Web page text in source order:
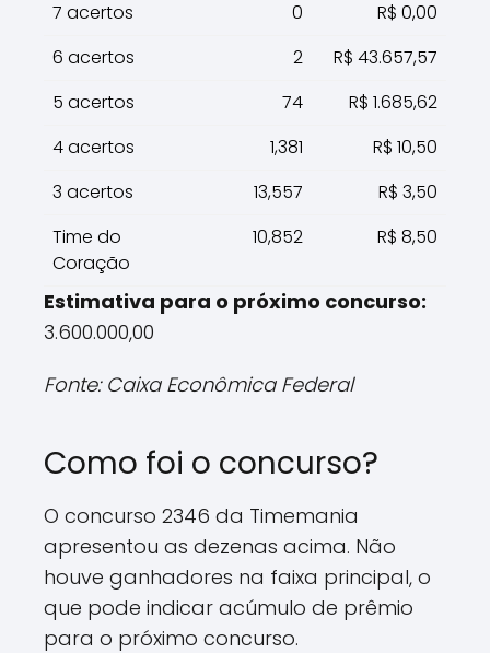
7 acertos
0
R$ 0,00
6 acertos
2
R$ 43.657,57
5 acertos
74
R$ 1.685,62
4 acertos
1,381
R$ 10,50
3 acertos
13,557
R$ 3,50
Time do
Coração
10,852 R$ 8,50
Estimativa para o próximo concurso:
3.600.000,00
Fonte: Caixa Econômica Federal
Como foi o concurso?
O concurso 2346 da Timemania
apresentou as dezenas acima. Não
houve ganhadores na faixa principal, o
que pode indicar acúmulo de prêmio
para o próximo concurso.